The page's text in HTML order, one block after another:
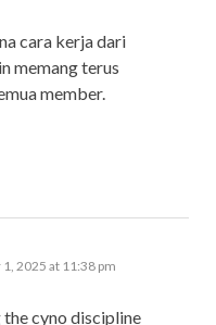
cara kerja dari
memang terus
member.
2025 at 11:38 pm
cyno discipline